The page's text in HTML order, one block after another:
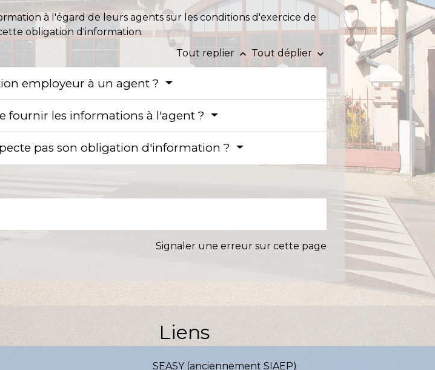
à l'égard de leurs agents sur les conditions d'exercice de
obligation d'information.
Tout replier keyboard_arrow_up Tout déplier keyboard_arrow_down
employeur à un agent ?
les informations à l'agent ?
pas son obligation d'information ?
Signaler une erreur sur cette page
Liens
SEASY (anciennement SIAEP)